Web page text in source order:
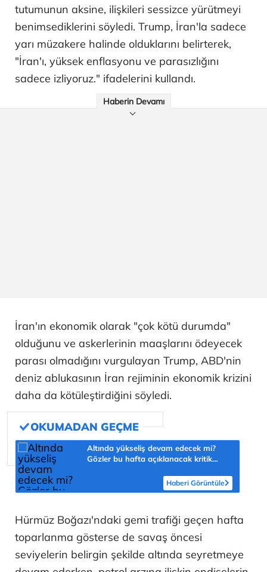
tutumunun aksine, ilişkileri sessizce yürütmeyi
benimsediklerini söyledi. Trump, İran'la sadece
yarı müzakere halinde olduklarını belirterek,
"İran'ı, yüksek enflasyonu ve parasızlığını
sadece izliyoruz." ifadelerini kullandı.
Haberin Devamı
İran'ın ekonomik olarak "çok kötü durumda"
olduğunu ve askerlerinin maaşlarını ödeyecek
parası olmadığını vurgulayan Trump, ABD'nin
deniz ablukasının İran rejiminin ekonomik krizini
daha da kötüleştirdiğini söyledi.
Altında yükseliş devam edecek mi?
Gözler bu hafta açıklanacak kritik
Haberi Görüntüle
Hürmüz Boğazı'ndaki gemi trafiği geçen hafta
toparlanma gösterse de savaş öncesi
seviyelerin belirgin şekilde altında seyretmeye